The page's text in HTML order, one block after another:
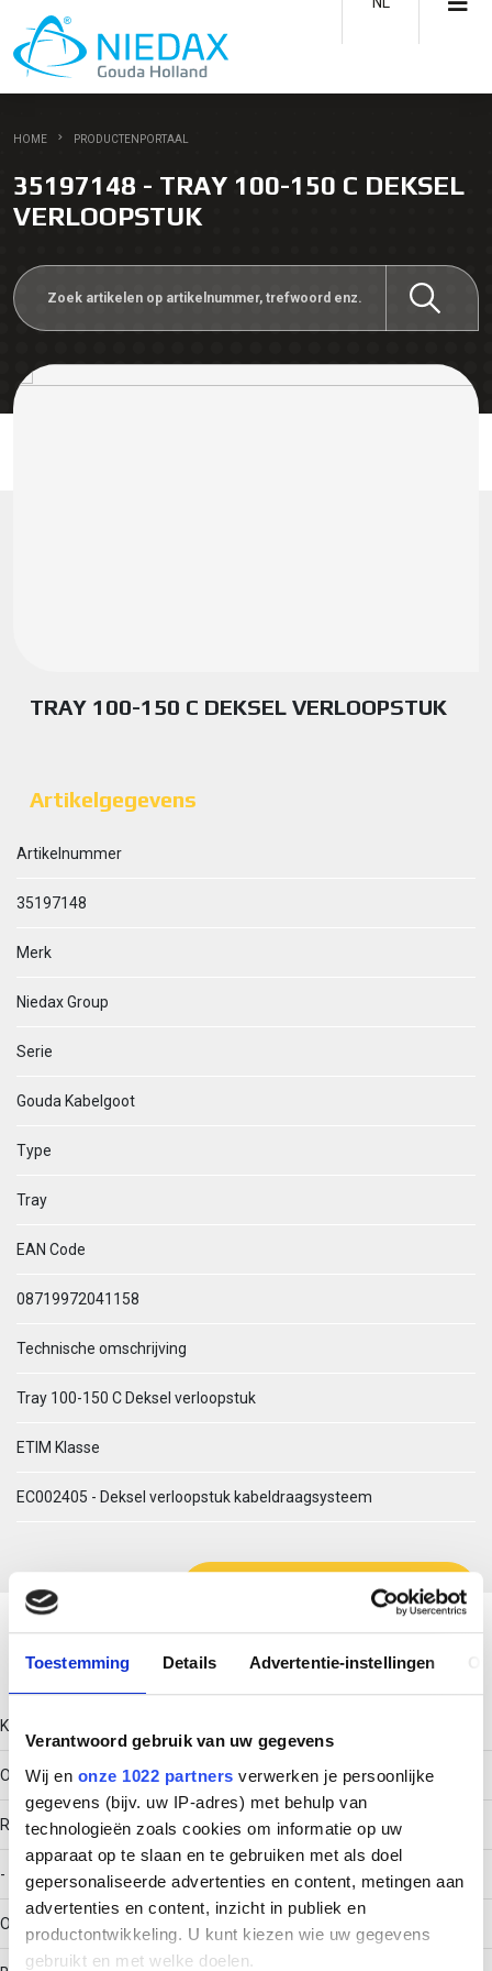
Toestemming Details Advertentie-instellingen
Verantwoord gebruik van uw gegevens
Wij en onze 1022 partners verwerken je persoonlijke
gegevens (bijv. uw IP-adres) met behulp van
technologieën zoals cookies om informatie op uw
apparaat op te slaan en te gebruiken met als doel
gepersonaliseerde advertenties en content, metingen aan
advertenties en content, inzicht in publiek en
productontwikkeling. U kunt kiezen wie uw gegevens
gebruikt en met welke doelen.
HOME PRODUCTENPORTAAL
35197148 - TRAY 100-150 C DEKSEL
VERLOOPSTUK
TRAY 100-150 C DEKSEL VERLOOPSTUK
Artikelgegevens
Artikelnummer
35197148
Merk
Niedax Group
Serie
Gouda Kabelgoot
Type
Tray
EAN Code
08719972041158
Technische omschrijving
Tray 100-150 C Deksel verloopstuk
ETIM Klasse
EC002405 - Deksel verloopstuk kabeldraagsysteem
Download productsheet
Technische gegevens
Kleur
Overig
RAL-nummer
-
Oppervlaktebescherming